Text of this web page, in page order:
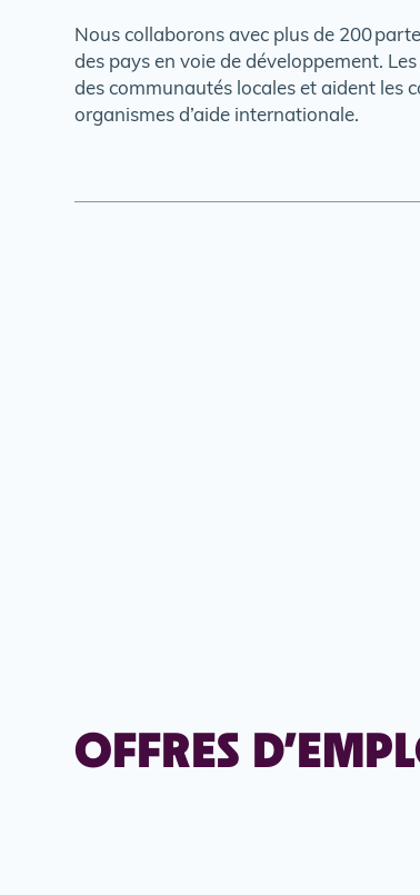
Nous collaborons avec plus de 200
des pays en voie de développement.
des communautés locales et aident les
organismes d’aide internationale.
OFFRES